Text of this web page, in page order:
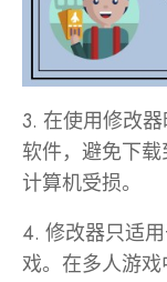
3. 在使用修改
软件，避免下
计算机受损。
4. 修改器只适
戏。在多人游